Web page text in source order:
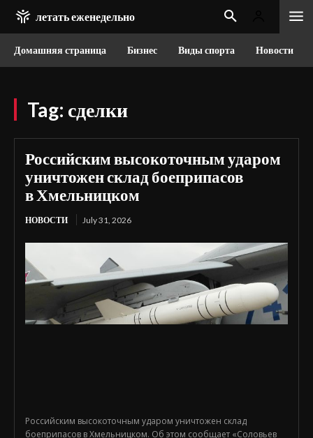
летать еженедельно
Домашняя страница Бизнес Виды спорта Новости
Tag: сделки
Российским высокоточным ударом
уничтожен склад боеприпасов
в Хмельницком
НОВОСТИ July 31, 2026
Российским высокоточным ударом уничтожен склад
боеприпасов в Хмельницком. Об этом сообщает «Соловьев